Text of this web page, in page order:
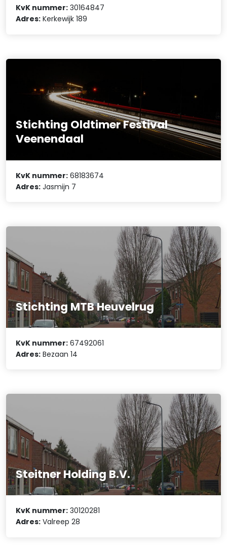
KvK nummer: 30164847
Adres: Kerkewijk 189
Stichting Oldtimer Festival
Veenendaal
KvK nummer: 68183674
Adres: Jasmijn 7
Stichting MTB Heuvelrug
KvK nummer: 67492061
Adres: Bezaan 14
Steitner Holding B.V.
KvK nummer: 30120281
Adres: Valreep 28